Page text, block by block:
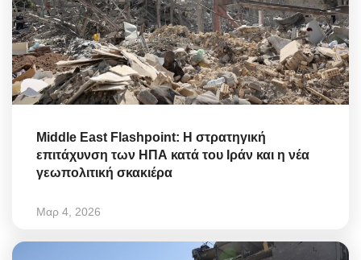
Middle East Flashpoint: Η στρατηγική
επιτάχυνση των ΗΠΑ κατά του Ιράν και η νέα
γεωπολιτική σκακιέρα
Μαρ 4, 2026